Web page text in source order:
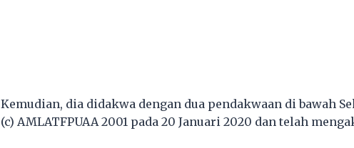
Kemudian, dia didakwa dengan dua pendakwaan di bawah
(c) AMLATFPUAA 2001 pada 20 Januari 2020 dan telah